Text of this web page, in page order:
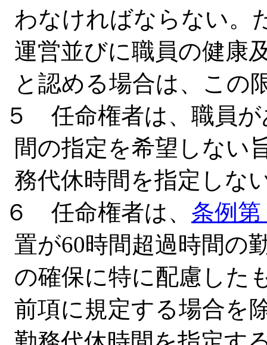
わなければならない。
運営並びに職員の健康
と認める場合は、この
５ 任命権者は、職員が
間の指定を希望しない
務代休時間を指定しな
６ 任命権者は、 条例
置が60時間超過時間の
の確保に特に配慮した
前項に規定する場合を